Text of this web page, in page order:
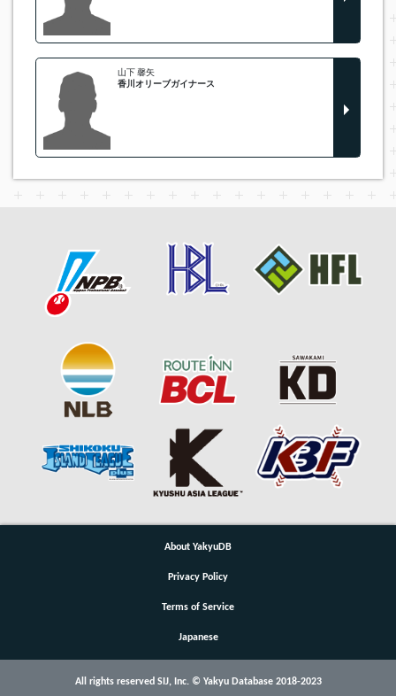
山下 馨矢
香川オリーブガイナース
About YakyuDB
Privacy Policy
Terms of Service
Japanese
All rights reserved SIJ, Inc. © Yakyu Database 2018-2023